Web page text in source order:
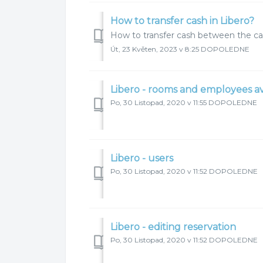
How to transfer cash in Libero?
How to transfer cash between the
Út, 23 Květen, 2023 v 8:25 DOPOLEDNE
Libero - rooms and employees
Po, 30 Listopad, 2020 v 11:55 DOPOLEDNE
Libero - users
Po, 30 Listopad, 2020 v 11:52 DOPOLEDNE
Libero - editing reservation
Po, 30 Listopad, 2020 v 11:52 DOPOLEDNE